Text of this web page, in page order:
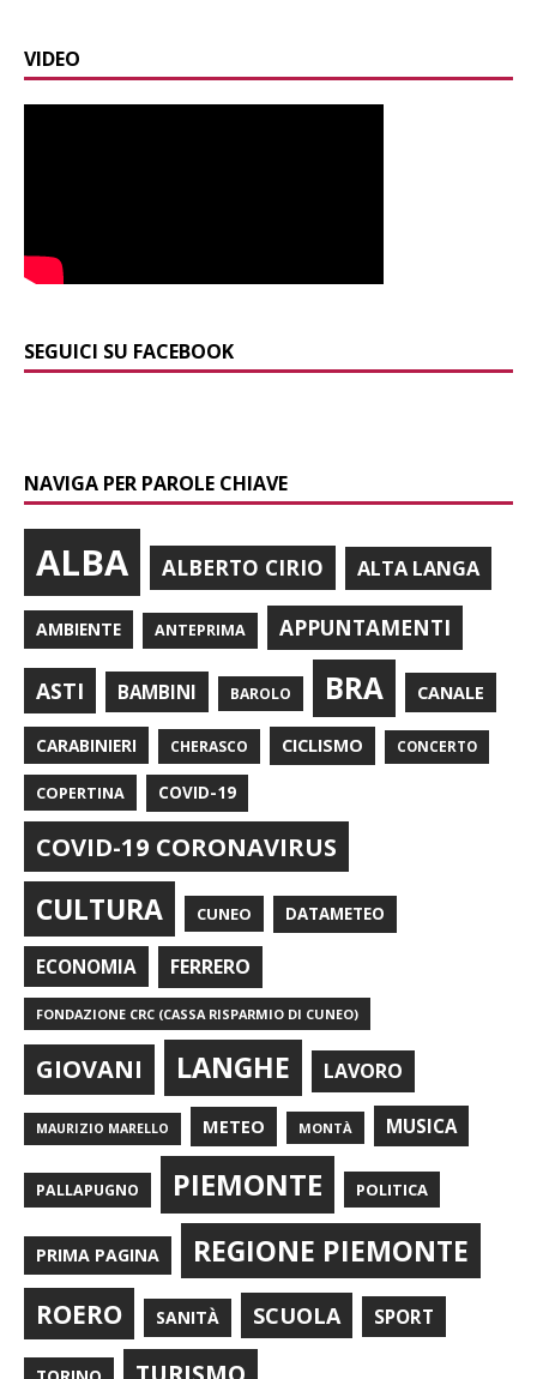
VIDEO
SEGUICI SU FACEBOOK
NAVIGA PER PAROLE CHIAVE
ALBA ALBERTO CIRIO ALTA LANGA
AMBIENTE ANTEPRIMA APPUNTAMENTI
ASTI BAMBINI BAROLO BRA CANALE
CARABINIERI CHERASCO CICLISMO CONCERTO
COPERTINA COVID-19
COVID-19 CORONAVIRUS
CULTURA CUNEO DATAMETEO
ECONOMIA FERRERO
FONDAZIONE CRC (CASSA RISPARMIO DI CUNEO)
GIOVANI LANGHE LAVORO
MAURIZIO MARELLO METEO MONTÀ MUSICA
PALLAPUGNO PIEMONTE POLITICA
PRIMA PAGINA REGIONE PIEMONTE
ROERO SANITÀ SCUOLA SPORT